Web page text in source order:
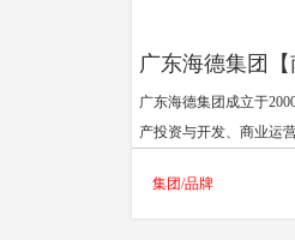
广东海德集团【
广东海德集团成立于
产投资与开发、商业运
莞民营企业50强服务业
集团/品牌